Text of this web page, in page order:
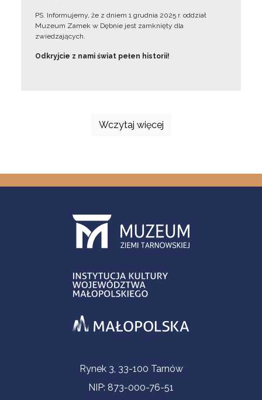
PS. Informujemy, że z dniem 1 grudnia 2025 r. oddział
Muzeum Zamek w Dębnie jest zamknięty dla
zwiedzających.
Odkryjcie z nami świat pełen historii!
Wczytaj więcej
Informacje kontaktoweRynek 3, 33-100 Tarnów
NIP: 873-000-76-51